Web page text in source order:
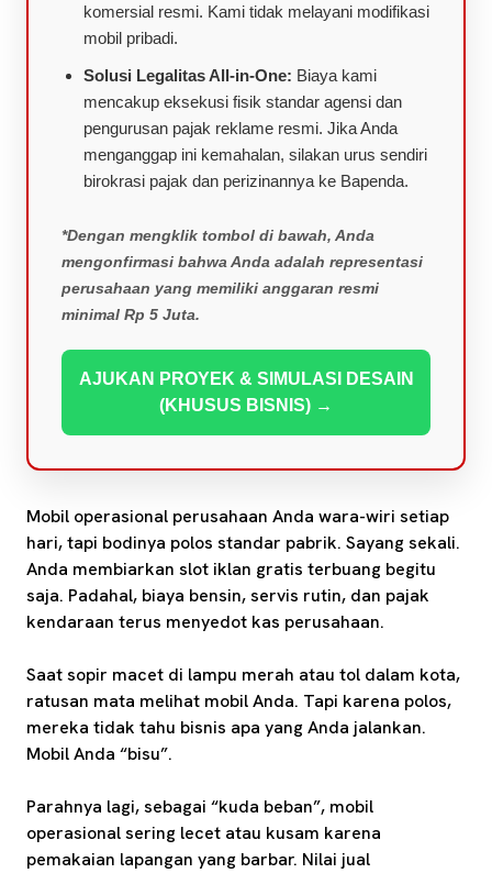
komersial resmi. Kami tidak melayani modifikasi
mobil pribadi.
Solusi Legalitas All-in-One: Biaya kami
mencakup eksekusi fisik standar agensi dan
pengurusan pajak reklame resmi. Jika Anda
menganggap ini kemahalan, silakan urus sendiri
birokrasi pajak dan perizinannya ke Bapenda.
*Dengan mengklik tombol di bawah, Anda
mengonfirmasi bahwa Anda adalah representasi
perusahaan yang memiliki anggaran resmi
minimal Rp 5 Juta.
AJUKAN PROYEK & SIMULASI DESAIN
(KHUSUS BISNIS) →
Mobil operasional perusahaan Anda wara-wiri setiap
hari, tapi bodinya polos standar pabrik. Sayang sekali.
Anda membiarkan slot iklan gratis terbuang begitu
saja. Padahal, biaya bensin, servis rutin, dan pajak
kendaraan terus menyedot kas perusahaan.
Saat sopir macet di lampu merah atau tol dalam kota,
ratusan mata melihat mobil Anda. Tapi karena polos,
mereka tidak tahu bisnis apa yang Anda jalankan.
Mobil Anda “bisu”.
Parahnya lagi, sebagai “kuda beban”, mobil
operasional sering lecet atau kusam karena
pemakaian lapangan yang barbar. Nilai jual